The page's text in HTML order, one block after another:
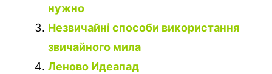
нужно
Незвичайні способи використання
звичайного мила
Леново Идеапад